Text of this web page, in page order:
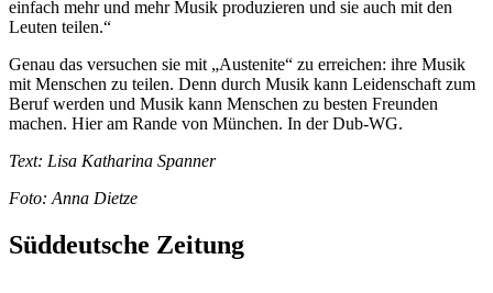
einfach mehr und mehr Musik produzieren und sie auch mit den
Leuten teilen.“
Genau das versuchen sie mit „Austenite“ zu erreichen: ihre Musik
mit Menschen zu teilen. Denn durch Musik kann Leidenschaft zum
Beruf werden und Musik kann Menschen zu besten Freunden
machen. Hier am Rande von München. In der Dub-WG.
Text: Lisa Katharina Spanner
Foto: Anna Dietze
Süddeutsche Zeitung